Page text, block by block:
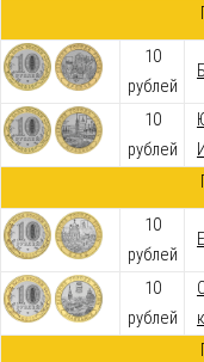
10
рублей
10
рублей
10
рублей
10
рублей